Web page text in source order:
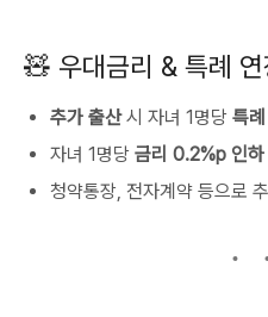
🧸 우대금리 & 특례
추가 출산시 자녀 1명당 특
자녀 1명당 금리 0.2%p 인하
청약통장, 전자계약 등으로